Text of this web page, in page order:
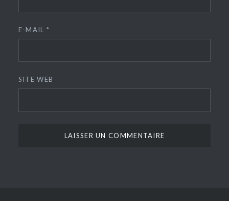
E-MAIL *
SITE WEB